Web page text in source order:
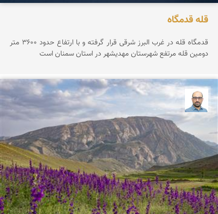
قله قدمگاه
قدمگاه قله در غرب البرز شرقی قرار گرفته و با ارتفاع حدود ۳۶0۰ متر
دومین قله مرتفع شهرستان مهدیشهر در استان سمنان است